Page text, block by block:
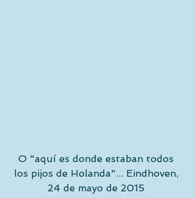
O "aquí es donde estaban todos
los pijos de Holanda"... Eindhoven,
24 de mayo de 2015